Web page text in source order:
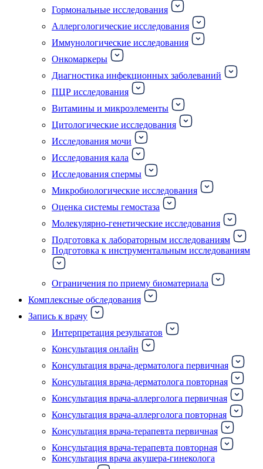
Гормональные исследования
Аллергологические исследования
Иммунологические исследования
Онкомаркеры
Диагностика инфекционных заболеваний
ПЦР исследования
Витамины и микроэлементы
Цитологические исследования
Исследования мочи
Исследования кала
Исследования спермы
Микробиологические исследования
Оценка системы гемостаза
Молекулярно-генетические исследования
Подготовка к лабораторным исследованиям
Подготовка к инструментальным исследованиям
Ограничения по приему биоматериала
Комплексные обследования
Запись к врачу
Интерпретация результатов
Консультация онлайн
Консультация врача-дерматолога первичная
Консультация врача-дерматолога повторная
Консультация врача-аллерголога первичная
Консультация врача-аллерголога повторная
Консультация врача-терапевта первичная
Консультация врача-терапевта повторная
Консультация врача акушера-гинеколога